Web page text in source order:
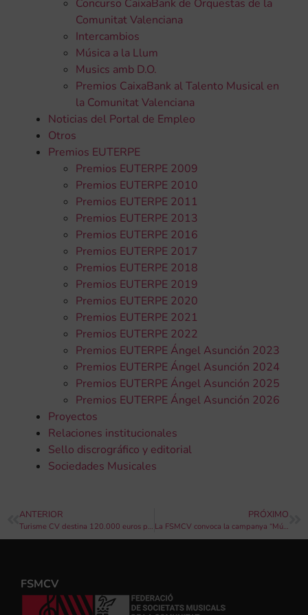
Concurso CaixaBank de Orquestas de la
Comunitat Valenciana
Intercambios
Música a la Llum
Musics amb D.O.
Premios CaixaBank al Talento Musical en
la Comunitat Valenciana
Noticias del Portal de Empleo
Otros
Premios EUTERPE
Premios EUTERPE 2009
Premios EUTERPE 2010
Premios EUTERPE 2011
Premios EUTERPE 2013
Premios EUTERPE 2016
Premios EUTERPE 2017
Premios EUTERPE 2018
Premios EUTERPE 2019
Premios EUTERPE 2020
Premios EUTERPE 2021
Premios EUTERPE 2022
Premios EUTERPE Ángel Asunción 2023
Premios EUTERPE Ángel Asunción 2024
Premios EUTERPE Ángel Asunción 2025
Premios EUTERPE Ángel Asunción 2026
Proyectos
Relaciones institucionales
Sello discrográfico y editorial
Sociedades Musicales
ANTERIOR
Turisme CV destina 120.000 euros para promocionar la Comunitat Valenciana como destino musical a través de la Federación de Sociedades Musicales
PRÓXIMO
La FSMCV convoca la campanya “Músics amb Denominació d’ Origen – Circuit de concerts per al foment del turisme a la Comunitat Valenciana”
FSMCV